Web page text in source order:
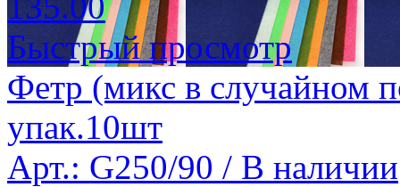
Быстрый просмотр
Фетр (микс в случайном
упак.10шт
Арт.: G250/90 / В наличии